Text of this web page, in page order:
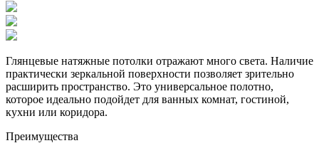
Глянцевые натяжные потолки отражают много света. Наличие
практически зеркальной поверхности позволяет зрительно
расширить пространство. Это универсальное полотно,
которое идеально подойдет для ванных комнат, гостиной,
кухни или коридора.
Преимущества